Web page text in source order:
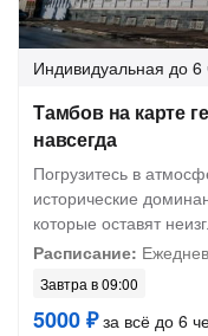
Индивидуальная до 6
Тамбов на карте
навсегда
Погрузитесь в
исторические
которые оставят
Расписание:
Завтра в 09:00
5000 ₽за всё до 6